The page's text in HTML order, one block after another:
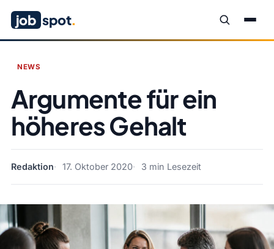
job spot.
NEWS
Argumente für ein
höheres Gehalt
Redaktion 17. Oktober 2020 3 min Lesezeit